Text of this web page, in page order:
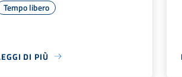
Tempo libero
DI PIÙ